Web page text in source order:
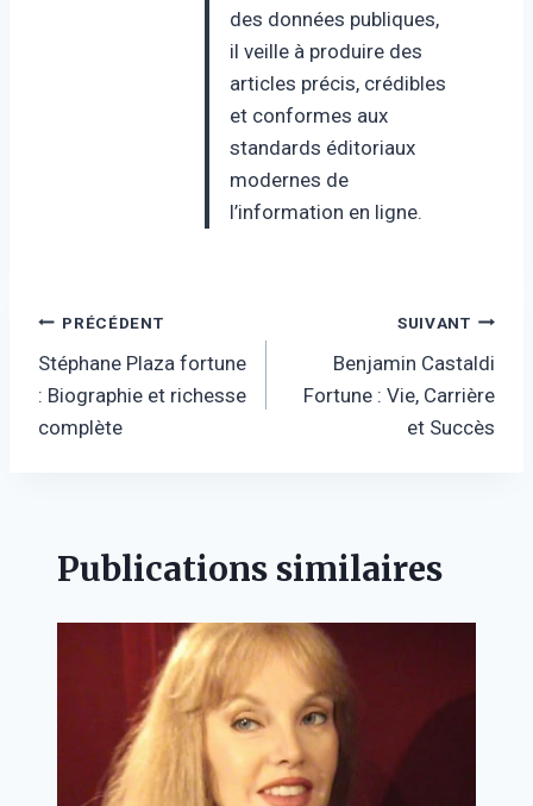
des données publiques,
il veille à produire des
articles précis, crédibles
et conformes aux
standards éditoriaux
modernes de
l’information en ligne.
Navigation
de
l’article
PRÉCÉDENT
Stéphane Plaza fortune
: Biographie et richesse
complète
SUIVANT
Benjamin Castaldi
Fortune : Vie, Carrière
et Succès
Publications similaires